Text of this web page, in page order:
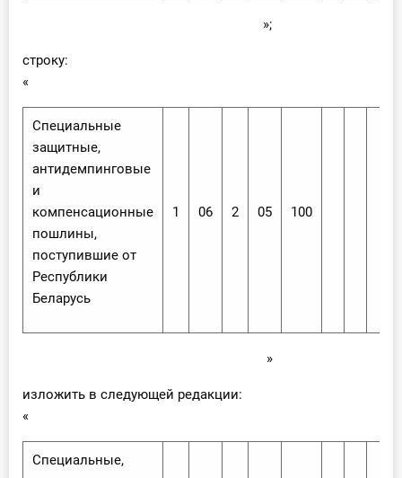
»;
строку:
«
Специальные
защитные,
антидемпинговые
и
компенсационные
пошлины,
поступившие от
Республики
Беларусь
1 06 2 05 100
»
изложить в следующей редакции:
«
Специальные,